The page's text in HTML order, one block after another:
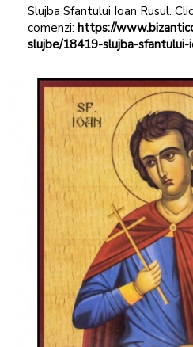
Slujba Sfantului Ioan Rusul.
comenzi: https://
slujbe/18419-slujba-sfantului-